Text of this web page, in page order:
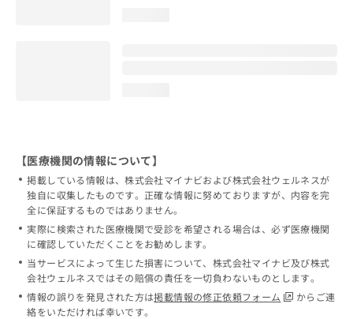
【医療機関の情報について】
掲載している情報は、株式会社マイナビおよび株式会社ウェルネスが
独自に収集したものです。正確な情報に努めておりますが、内容を完
全に保証するものではありません。
実際に検索された医療機関で受診を希望される場合は、必ず医療機関
に確認していただくことをお勧めします。
当サービスによって生じた損害について、株式会社マイナビ及び株式
会社ウェルネスではその賠償の責任を一切負わないものとします。
情報の誤りを発見された方は掲載情報の修正依頼フォーム
からご連
絡をいただければ幸いです。